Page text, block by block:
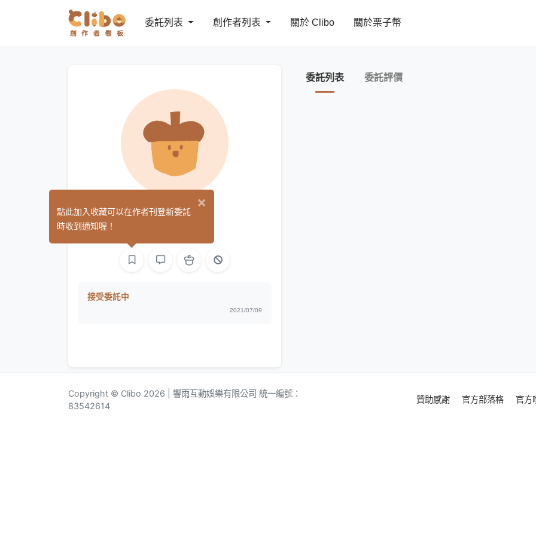
委託列表 創作者列表 關於 Clibo 關於栗子幣
joy (0)
接受委託中
2021/07/09
委託列表 委託評價
Copyright © Clibo 2026 | 響雨互動娛樂有限公司 統一編號：
83542614
贊助感謝 官方部落格 官方
×
點此加入收藏可以在作者刊登新委託
時收到通知喔！